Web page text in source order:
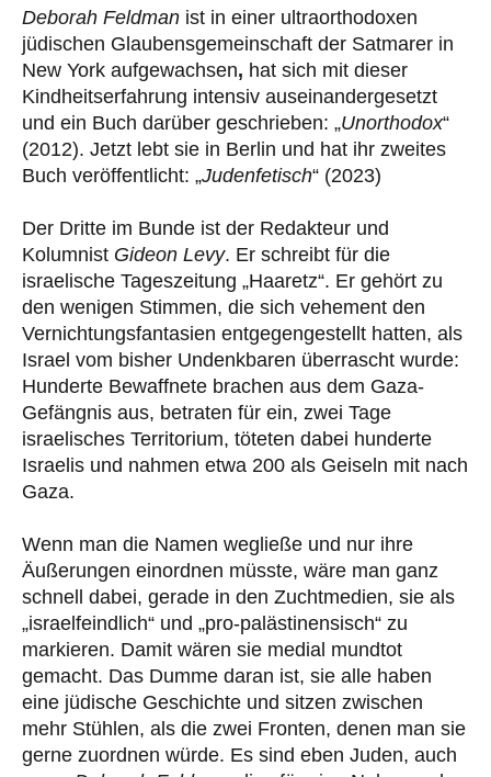
Deborah Feldman ist in einer ultraorthodoxen
jüdischen Glaubensgemeinschaft der Satmarer in
New York aufgewachsen, hat sich mit dieser
Kindheitserfahrung intensiv auseinandergesetzt
und ein Buch darüber geschrieben: „Unorthodox“
(2012). Jetzt lebt sie in Berlin und hat ihr zweites
Buch veröffentlicht: „Judenfetisch“ (2023)
Der Dritte im Bunde ist der Redakteur und
Kolumnist Gideon Levy. Er schreibt für die
israelische Tageszeitung „Haaretz“. Er gehört zu
den wenigen Stimmen, die sich vehement den
Vernichtungsfantasien entgegengestellt hatten, als
Israel vom bisher Undenkbaren überrascht wurde:
Hunderte Bewaffnete brachen aus dem Gaza-
Gefängnis aus, betraten für ein, zwei Tage
israelisches Territorium, töteten dabei hunderte
Israelis und nahmen etwa 200 als Geiseln mit nach
Gaza.
Wenn man die Namen wegließe und nur ihre
Äußerungen einordnen müsste, wäre man ganz
schnell dabei, gerade in den Zuchtmedien, sie als
„israelfeindlich“ und „pro-palästinensisch“ zu
markieren. Damit wären sie medial mundtot
gemacht. Das Dumme daran ist, sie alle haben
eine jüdische Geschichte und sitzen zwischen
mehr Stühlen, als die zwei Fronten, denen man sie
gerne zuordnen würde. Es sind eben Juden, auch